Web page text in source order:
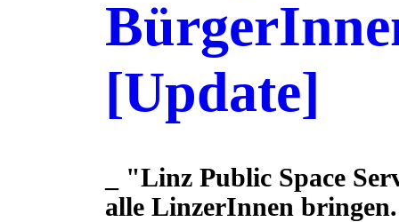
[Update]
_ "Linz Public Space
alle LinzerInnen bringen.